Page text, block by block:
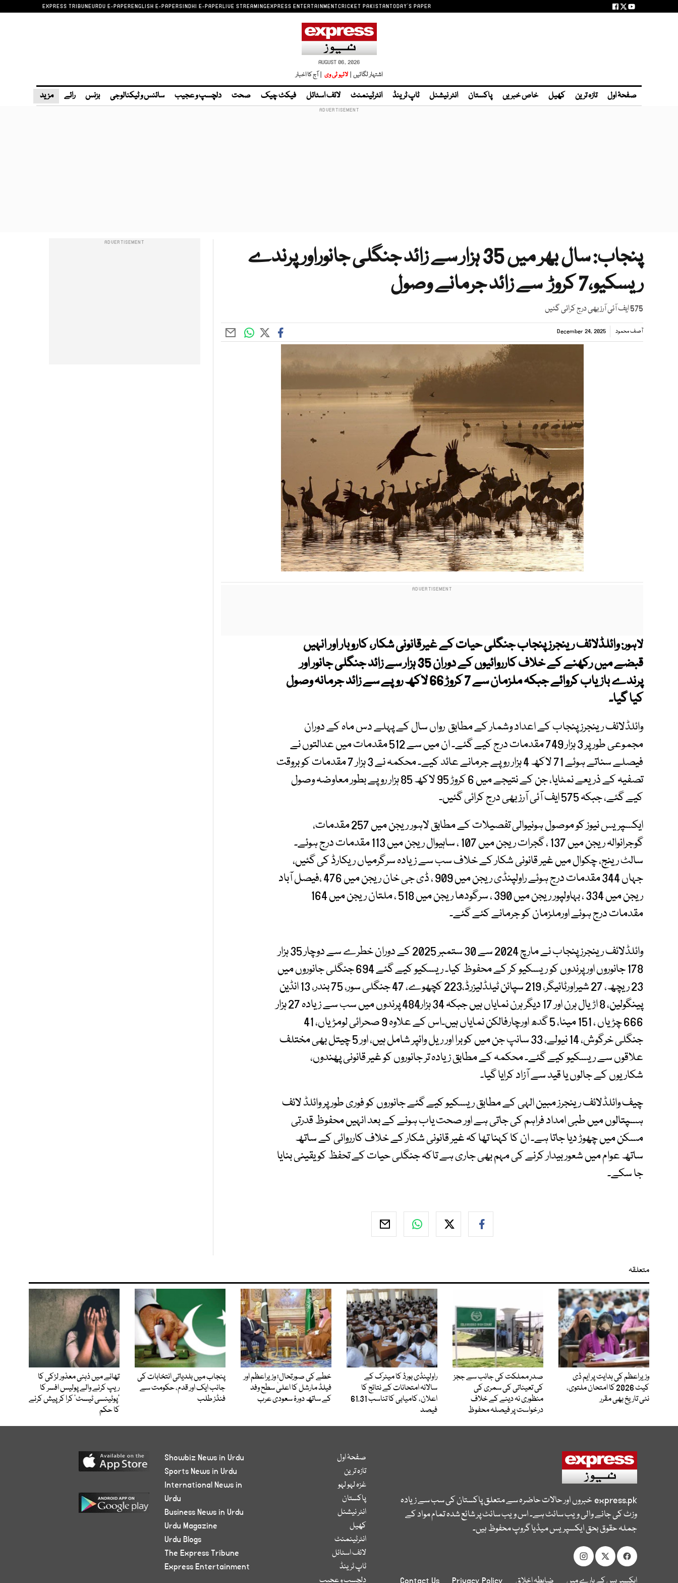
EXPRESS TRIBUNEURDU E-PAPERENGLISH E-PAPERSINDHI E-PAPERLIVE STREAMINGEXPRESS ENTERTAINMENTCRICKET PAKISTANTODAY'S PAPER
AUGUST 06, 2026
اشتہار لگائیں | لائیو ٹی وی | آج کا اخبار
صفحۂ اول تازہ ترین کھیل خاص خبریں پاکستان انٹر نیشنل ٹاپ ٹرینڈ انٹرٹینمنٹ لائف اسٹائل فیکٹ چیک صحت دلچسپ و عجیب سائنس و ٹیکنالوجی بزنس رائے مزید
پنجاب: سال بھر میں 35 ہزار سے زائد جنگلی جانوراور پرندے
ریسکیو،7 کروڑ سے زائد جرمانے وصول
575 ایف آئی آرز بھی درج کرائی گئیں
آصف محمود December 24, 2025
لاہور:وائلڈلائف رینجرز پنجاب جنگلی حیات کے غیرقانونی شکار، کاروبار اور انہیں
قبضے میں رکھنے کے خلاف کارروائیوں کے دوران 35 ہزار سے زائد جنگلی جانور اور
پرندے بازیاب کروائے جبکہ ملزمان سے 7 کروڑ 66 لاکھ روپے سے زائد جرمانہ وصول
کیا گیا۔
وائلڈلائف رینجرز پنجاب کے اعداد وشمار کے مطابق رواں سال کے پہلے دس ماہ کے دوران
مجموعی طور پر 3 ہزار 749 مقدمات درج کیے گئے۔ ان میں سے 512 مقدمات میں عدالتوں نے
فیصلے سناتے ہوئے 71 لاکھ 4 ہزار روپے جرمانے عائد کیے۔ محکمہ نے 3 ہزار 7 مقدمات کو بروقت
تصفیہ کے ذریعے نمٹایا، جن کے نتیجے میں 6 کروڑ 95 لاکھ 85 ہزار روپے بطور معاوضہ وصول
کیے گئے، جبکہ 575 ایف آئی آرز بھی درج کرائی گئیں۔
ایکسپریس نیوز کو موصول ہونیوالی تفصیلات کے مطابق لاہور ریجن میں 257 مقدمات،
گوجرانوالہ ریجن میں 137 ، گجرات ریجن میں 107 ، ساہیوال ریجن میں 113 مقدمات درج ہوئے۔
سالٹ رینج، چکوال میں غیر قانونی شکار کے خلاف سب سے زیادہ سرگرمیاں ریکارڈ کی گئیں،
جہاں 344 مقدمات درج ہوئے راولپنڈی ریجن میں 909 ، ڈی جی خان ریجن میں 476 ،فیصل آباد
ریجن میں 334 ، بہاولپور ریجن میں 390 ، سرگودھا ریجن میں 518 ، ملتان ریجن میں 164
مقدمات درج ہوئے اورملزمان کو جرمانے کئے گئے۔
وائلڈلائف رینجرز پنجاب نے مارچ 2024 سے 30 ستمبر 2025 کے دوران خطرے سے دوچار 35 ہزار
178 جانوروں اور پرندوں کو ریسکیو کر کے محفوظ کیا۔ ریسکیو کیے گئے 694 جنگلی جانوروں میں
23 ریچھ، 27 شیراورٹائیگر، 219 سپائن ٹیلڈلیزرڈ،223 کچھوے، 47 جنگلی سور، 75 بندر، 13 انڈین
پینگولین، 8 اڑیال ہرن اور 17 دیگر ہرن نمایاں ہیں جبکہ 34 ہزار484 پرندوں میں سب سے زیادہ 27 ہزار
666 چڑیاں ، 151 مینا، 5 گدھ اورچارفالکن نمایاں ہیں۔اس کے علاوہ 9 صحرائی لومڑیاں، 41
جنگلی خرگوش، 14 نیولے، 33 سانپ جن میں کوبرا اور ریل وائپر شامل ہیں، اور 5 چیتل بھی مختلف
علاقوں سے ریسکیو کیے گئے۔ محکمہ کے مطابق زیادہ تر جانوروں کو غیر قانونی پھندوں،
شکاریوں کے جالوں یا قید سے آزاد کرایا گیا۔
چیف وائلڈلائف رینجرز مبین الہی کے مطابق ریسکیو کیے گئے جانوروں کو فوری طور پر وائلڈ لائف
ہسپتالوں میں طبی امداد فراہم کی جاتی ہے اور صحت یاب ہونے کے بعد انہیں محفوظ قدرتی
مسکن میں چھوڑ دیا جاتا ہے۔ ان کا کہنا تھا کہ غیر قانونی شکار کے خلاف کارروائی کے ساتھ
ساتھ عوام میں شعور بیدار کرنے کی مہم بھی جاری ہے تاکہ جنگلی حیات کے تحفظ کو یقینی بنایا
جا سکے۔
متعلقہ
وزیراعظم کی ہدایت پر ایم ڈی
کیٹ 2026 کا امتحان ملتوی،
نئی تاریخ بھی مقرر
صدرِ مملکت کی جانب سے ججز
کی تعیناتی کی سمری کی
منظوری نہ دینے کے خلاف
درخواست پر فیصلہ محفوظ
راولپنڈی بورڈ کا میٹرک کے
سالانہ امتحانات کے نتائج کا
اعلان، کامیابی کا تناسب 61.31
فیصد
خطے کی صورتحال؛ وزیراعظم اور
فیلڈ مارشل کا اعلیٰ سطح وفد
کے ساتھ دورۂ سعودی عرب
پنجاب میں بلدیاتی انتخابات کی
جانب ایک اور قدم، حکومت سے
فنڈز طلب
تھانے میں ذہنی معذور لڑکی کا
ریپ کرنے والے پولیس افسر کا
’پوٹینسی ٹیسٹ‘ کرا کر پیش کرنے
کا حکم
express.pkخبروں اور حالات حاضرہ سے متعلق پاکستان کی سب سے زیادہ
وزٹ کی جانے والی ویب سائٹ ہے۔ اس ویب سائٹ پر شائع شدہ تمام مواد کے
جملہ حقوق بحق ایکسپریس میڈیا گروپ محفوظ ہیں۔
صفحۂ اول
تازہ ترین
غزہ لہو لہو
پاکستان
انٹر نیشنل
کھیل
انٹرٹینمنٹ
لائف اسٹائل
ٹاپ ٹرینڈ
دلچسپ و عجیب
Showbiz News in Urdu
Sports News in Urdu
International News in
Urdu
Business News in Urdu
Urdu Magazine
Urdu Blogs
The Express Tribune
Express Entertainment